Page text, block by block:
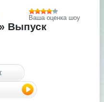
» Выпуск
Ваша оценка шоу